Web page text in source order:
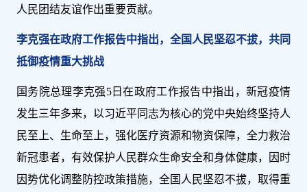
人民团结友谊作出重要贡献。
李克强在政府工作报告中指出，全国人民坚忍不拔，共同
抵御疫情重大挑战
国务院总理李克强5日在政府工作报告中指出，新冠疫情
发生三年多来，以习近平同志为核心的党中央始终坚持人
民至上、生命至上，强化医疗资源和物资保障，全力救治
新冠患者，有效保护人民群众生命安全和身体健康，因时
因势优化调整防控政策措施，全国人民坚忍不拔，取得重